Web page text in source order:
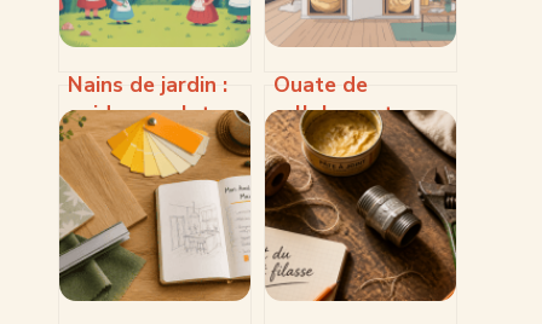
Nains de jardin :
guide complet
pour choisir,
placer et
entretenir vos
décorations
Ouate de
cellulose et
isolation
phonique : le
guide pratique
pour un vrai
confort
acoustique